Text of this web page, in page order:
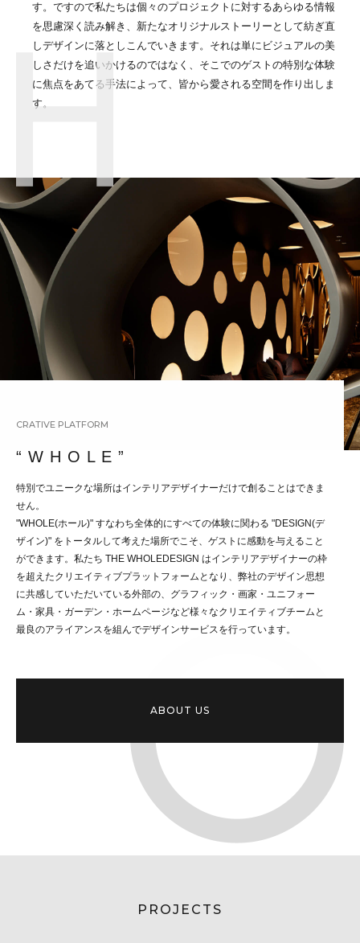
す。ですので私たちは個々のプロジェクトに対するあらゆる情報
を思慮深く読み解き、新たなオリジナルストーリーとして紡ぎ直
しデザインに落としこんでいきます。それは単にビジュアルの美
しさだけを追いかけるのではなく、そこでのゲストの特別な体験
に焦点をあてる手法によって、皆から愛される空間を作り出しま
す。
CRATIVE PLATFORM
“ W H O L E ”
特別でユニークな場所はインテリアデザイナーだけで創ることはできま
せん。
"WHOLE(ホール)" すなわち全体的にすべての体験に関わる "DESIGN(デ
ザイン)" をトータルして考えた場所でこそ、ゲストに感動を与えること
ができます。私たち THE WHOLEDESIGN はインテリアデザイナーの枠
を超えたクリエイティブプラットフォームとなり、弊社のデザイン思想
に共感していただいている外部の、グラフィック・画家・ユニフォー
ム・家具・ガーデン・ホームページなど様々なクリエイティブチームと
最良のアライアンスを組んでデザインサービスを行っています。
ABOUT US
PROJECTS